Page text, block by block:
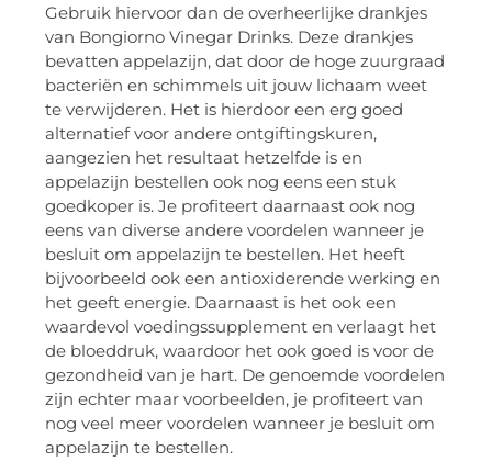
Gebruik hiervoor dan de overheerlijke drankjes
van Bongiorno Vinegar Drinks. Deze drankjes
bevatten appelazijn, dat door de hoge zuurgraad
bacteriën en schimmels uit jouw lichaam weet
te verwijderen. Het is hierdoor een erg goed
alternatief voor andere ontgiftingskuren,
aangezien het resultaat hetzelfde is en
appelazijn bestellen ook nog eens een stuk
goedkoper is. Je profiteert daarnaast ook nog
eens van diverse andere voordelen wanneer je
besluit om appelazijn te bestellen. Het heeft
bijvoorbeeld ook een antioxiderende werking en
het geeft energie. Daarnaast is het ook een
waardevol voedingssupplement en verlaagt het
de bloeddruk, waardoor het ook goed is voor de
gezondheid van je hart. De genoemde voordelen
zijn echter maar voorbeelden, je profiteert van
nog veel meer voordelen wanneer je besluit om
appelazijn te bestellen.